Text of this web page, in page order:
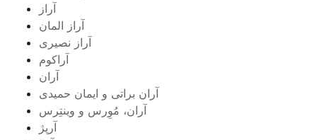
آراز
آراز المان
آراز نصیری
آراکوم
آران
آران براتی و ایمان حمیدی
آران، مُوِرس و وینتِرس
آرپژ